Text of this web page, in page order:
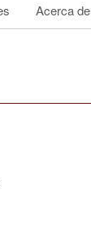
Acerca de